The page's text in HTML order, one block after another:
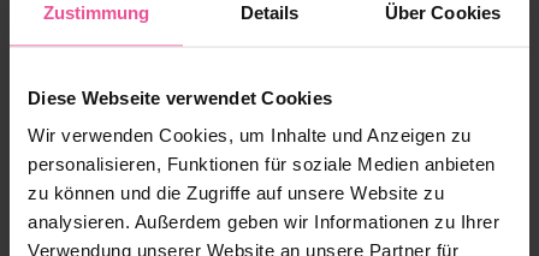
Zustimmung Details Über Cookies
Diese Webseite verwendet Cookies
Wir verwenden Cookies, um Inhalte und Anzeigen zu
personalisieren, Funktionen für soziale Medien anbieten
zu können und die Zugriffe auf unsere Website zu
analysieren. Außerdem geben wir Informationen zu Ihrer
Verwendung unserer Website an unsere Partner für
- +